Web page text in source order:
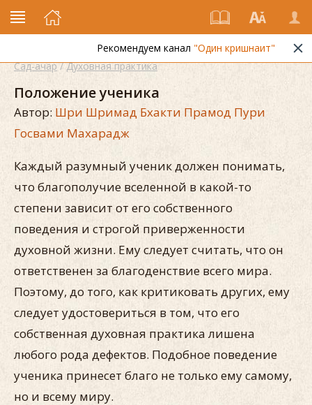
Рекомендуем канал"Один кришнаит"
Сад-ачар/Духовная практика
Положение ученика
Автор: Шри Шримад Бхакти Прамод Пури
Госвами Махарадж
Каждый разумный ученик должен понимать,
что благополучие вселенной в какой-то
степени зависит от его собственного
поведения и строгой приверженности
духовной жизни. Ему следует считать, что он
ответственен за благоденствие всего мира.
Поэтому, до того, как критиковать других, ему
следует удостовериться в том, что его
собственная духовная практика лишена
любого рода дефектов. Подобное поведение
ученика принесет благо не только ему самому,
но и всему миру.